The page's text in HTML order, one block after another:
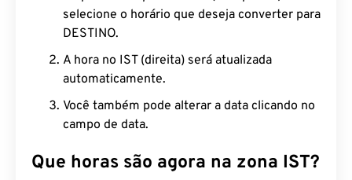
selecione o horário que deseja converter para
DESTINO.
A hora no IST (direita) será atualizada
automaticamente.
Você também pode alterar a data clicando no
campo de data.
Que horas são agora na zona IST?